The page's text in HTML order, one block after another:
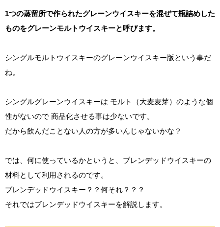
1つの蒸留所で作られたグレーンウイスキーを混ぜて瓶詰めした
ものをグレーンモルトウイスキーと呼びます。
シングルモルトウイスキーのグレーンウイスキー版という事だ
ね。
シングルグレーンウイスキーは モルト（大麦麦芽）のような個
性がないので 商品化させる事は少ないです。
だから飲んだことない人の方が多いんじゃないかな？
では、何に使っているかというと、ブレンデッドウイスキーの
材料として利用されるのです。
ブレンデッドウイスキー？？何それ？？？
それではブレンデッドウイスキーを解説します。